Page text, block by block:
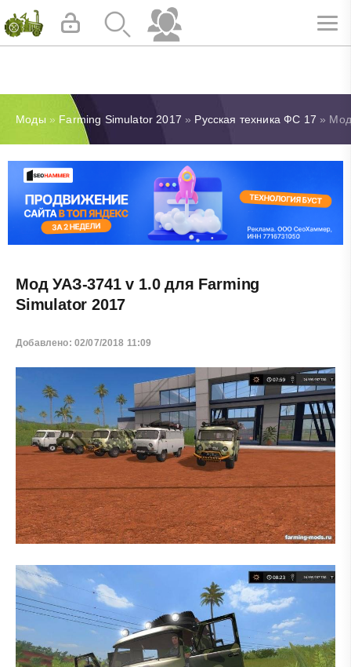
Моды » Farming Simulator 2017 » Русская техника ФС 17 »
Мод УАЗ-3741 v 1.0 для Farming
Simulator 2017
Добавлено: 02/07/2018 11:09